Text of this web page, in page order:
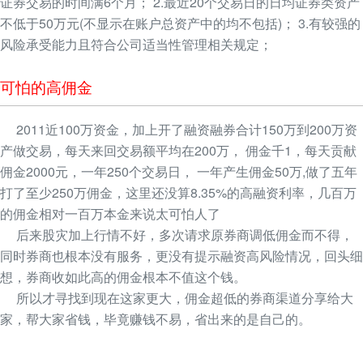
不低于50万元(不显示在账户总资产中的均不包括)； 3.有较强的
风险承受能力且符合公司适当性管理相关规定；
可怕的高佣金
2011近100万资金，加上开了融资融券合计150万到200万资
产做交易，每天来回交易额平均在200万， 佣金千1，每天贡献
佣金2000元，一年250个交易日， 一年产生佣金50万,做了五年
打了至少250万佣金，这里还没算8.35%的高融资利率，几百万
的佣金相对一百万本金来说太可怕人了
后来股灾加上行情不好，多次请求原券商调低佣金而不得，
同时券商也根本没有服务，更没有提示融资高风险情况，回头细
想，券商收如此高的佣金根本不值这个钱。
所以才寻找到现在这家更大，佣金超低的券商渠道分享给大
家，帮大家省钱，毕竟赚钱不易，省出来的是自己的。